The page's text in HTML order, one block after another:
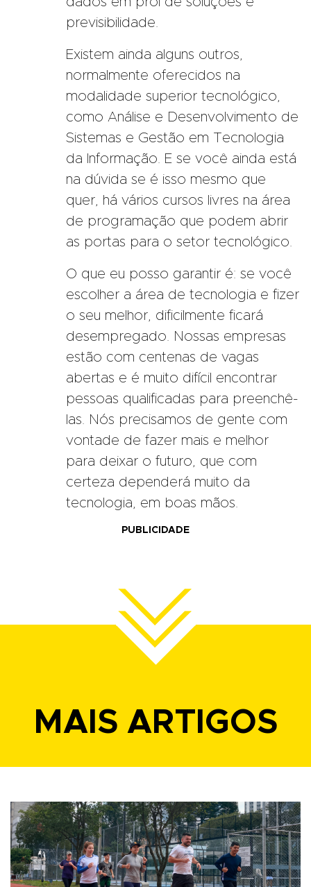
previsibilidade.
Existem ainda alguns outros,
normalmente oferecidos na
modalidade superior tecnológico,
como Análise e Desenvolvimento de
Sistemas e Gestão em Tecnologia
da Informação. E se você ainda está
na dúvida se é isso mesmo que
quer, há vários cursos livres na área
de programação que podem abrir
as portas para o setor tecnológico.
O que eu posso garantir é: se você
escolher a área de tecnologia e fizer
o seu melhor, dificilmente ficará
desempregado. Nossas empresas
estão com centenas de vagas
abertas e é muito difícil encontrar
pessoas qualificadas para preenchê-
las. Nós precisamos de gente com
vontade de fazer mais e melhor
para deixar o futuro, que com
certeza dependerá muito da
tecnologia, em boas mãos.
PUBLICIDADE
MAIS ARTIGOS